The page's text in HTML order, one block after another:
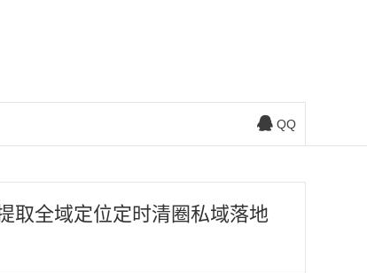
QQ
取全域定位定时清圈私域落地